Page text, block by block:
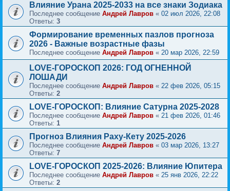
Влияние Урана 2025-2033 на все знаки Зодиака
Последнее сообщение Андрей Лавров « 02 июл 2026, 22:08
Ответы: 3
Формирование временных пазлов прогноза
2026 - Важные возрастные фазы
Последнее сообщение Андрей Лавров « 20 мар 2026, 22:59
LOVE-ГОРОСКОП 2026: ГОД ОГНЕННОЙ
ЛОШАДИ
Последнее сообщение Андрей Лавров « 22 фев 2026, 05:15
Ответы: 2
LOVE-ГОРОСКОП: Влияние Сатурна 2025-2028
Последнее сообщение Андрей Лавров « 21 фев 2026, 01:46
Ответы: 1
Прогноз Влияния Раху-Кету 2025-2026
Последнее сообщение Андрей Лавров « 03 мар 2026, 13:27
Ответы: 7
LOVE-ГОРОСКОП 2025-2026: Влияние Юпитера
Последнее сообщение Андрей Лавров « 25 янв 2026, 22:22
Ответы: 2